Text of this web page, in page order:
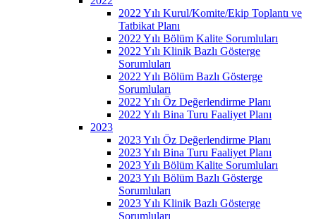
2022 Yılı Kurul/Komite/Ekip Toplantı ve
Tatbikat Planı
2022 Yılı Bölüm Kalite Sorumluları
2022 Yılı Klinik Bazlı Gösterge
Sorumluları
2022 Yılı Bölüm Bazlı Gösterge
Sorumluları
2022 Yılı Öz Değerlendirme Planı
2022 Yılı Bina Turu Faaliyet Planı
2023
2023 Yılı Öz Değerlendirme Planı
2023 Yılı Bina Turu Faaliyet Planı
2023 Yılı Bölüm Kalite Sorumluları
2023 Yılı Bölüm Bazlı Gösterge
Sorumluları
2023 Yılı Klinik Bazlı Gösterge
Sorumluları